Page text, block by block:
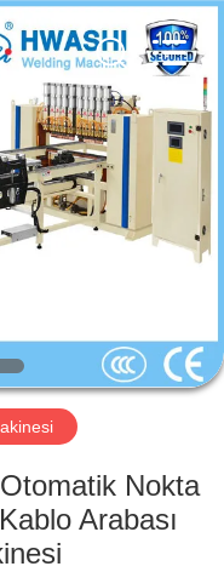
Nokta
Arabası